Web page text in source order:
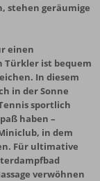
stehen geräumige
einen
Türkler ist bequem
In diesem
in der Sonne
sportlich
haben –
in dem
Für ultimative
verwöhnen